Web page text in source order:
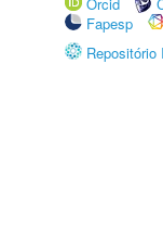
Fapesp